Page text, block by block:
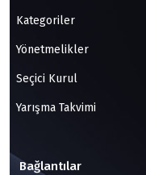
Kategoriler
Yönetmelikler
Seçici Kurul
Yarışma Takvimi
Bağlantılar